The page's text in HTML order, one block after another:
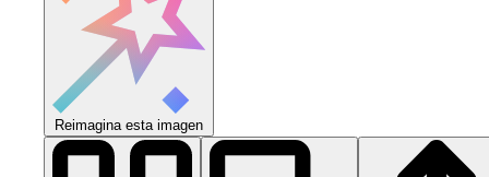
Reimagina esta imagen